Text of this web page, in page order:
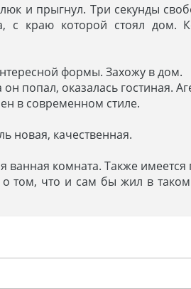
и прыгнул. Три секунды
с краю которой стоял дом.
формы. Захожу в дом.
попал, оказалась гостиная.
в современном стиле.
новая, качественная.
комната. Также имеется
том, что и сам бы жил в